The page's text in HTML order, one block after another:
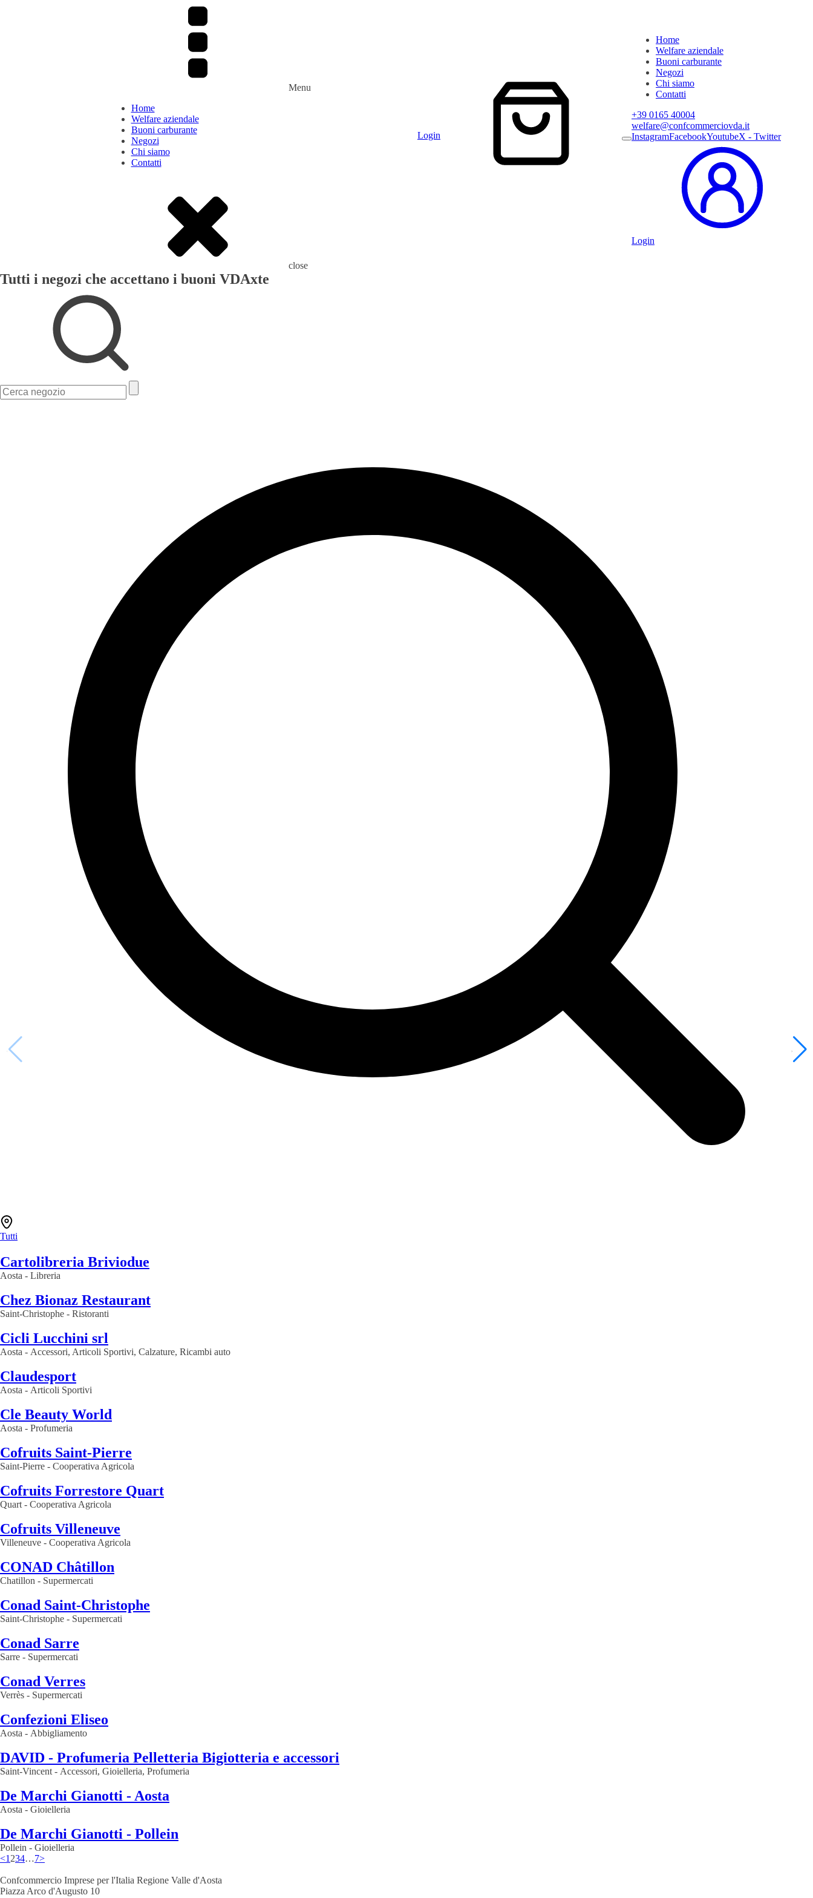
Menu
Home
Welfare aziendale
Buoni carburante
Negozi
Chi siamo
Contatti
close
Login
Home
Welfare aziendale
Buoni carburante
Negozi
Chi siamo
Contatti
+39 0165 40004
welfare@confcommerciovda.it
InstagramFacebookYoutubeX - Twitter
Login
Tutti i negozi che accettano i buoni VDAxte
Ricerca
per:
Tutti
Cartolibreria Briviodue
Aosta - Libreria
Chez Bionaz Restaurant
Saint-Christophe - Ristoranti
Cicli Lucchini srl
Aosta - Accessori, Articoli Sportivi, Calzature, Ricambi auto
Claudesport
Aosta - Articoli Sportivi
Cle Beauty World
Aosta - Profumeria
Cofruits Saint-Pierre
Saint-Pierre - Cooperativa Agricola
Cofruits Forrestore Quart
Quart - Cooperativa Agricola
Cofruits Villeneuve
Villeneuve - Cooperativa Agricola
CONAD Châtillon
Chatillon - Supermercati
Conad Saint-Christophe
Saint-Christophe - Supermercati
Conad Sarre
Sarre - Supermercati
Conad Verres
Verrès - Supermercati
Confezioni Eliseo
Aosta - Abbigliamento
DAVID - Profumeria Pelletteria Bigiotteria e accessori
Saint-Vincent - Accessori, Gioielleria, Profumeria
De Marchi Gianotti - Aosta
Aosta - Gioielleria
De Marchi Gianotti - Pollein
Pollein - Gioielleria
<1 234…7>
Confcommercio Imprese per l'Italia Regione Valle d'Aosta
Piazza Arco d'Augusto 10